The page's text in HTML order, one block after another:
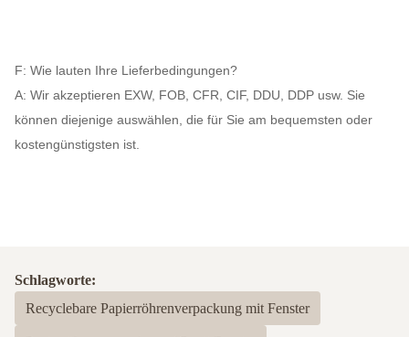
F: Wie lauten Ihre Lieferbedingungen?
A: Wir akzeptieren EXW, FOB, CFR, CIF, DDU, DDP usw. Sie
können diejenige auswählen, die für Sie am bequemsten oder
kostengünstigsten ist.
Schlagworte:
Recyclebare Papierröhrenverpackung mit Fenster